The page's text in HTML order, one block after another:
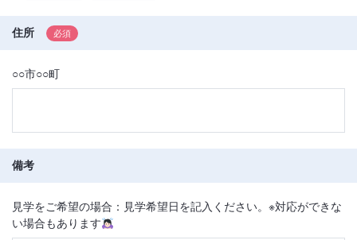
住所
○○市○○町
備考
見学をご希望の場合：見学希望日を記入ください。※対応ができな
い場合もあります